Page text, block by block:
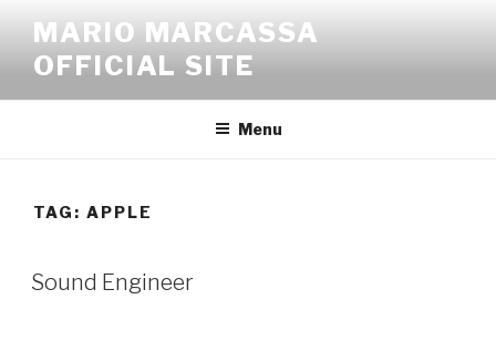
contenuto
MARIO MARCASSA
OFFICIAL SITE
Menu
TAG: APPLE
Sound Engineer